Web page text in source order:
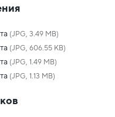
(JPG, 3.49 MB)
(JPG, 606.55 KB)
(JPG, 1.49 MB)
(JPG, 1.13 MB)